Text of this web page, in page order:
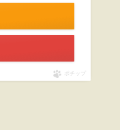
ポチップ